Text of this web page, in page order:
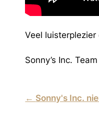
Veel
Sonny’s Inc. Team
← Sonny's Inc.